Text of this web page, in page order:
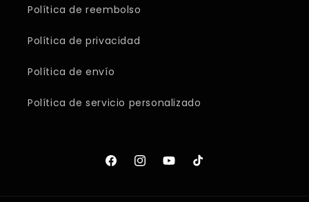
Política de reembolso
Política de privacidad
Política de envío
Política de servicio personalizado
FacebookInstagramYouTubeTikTok